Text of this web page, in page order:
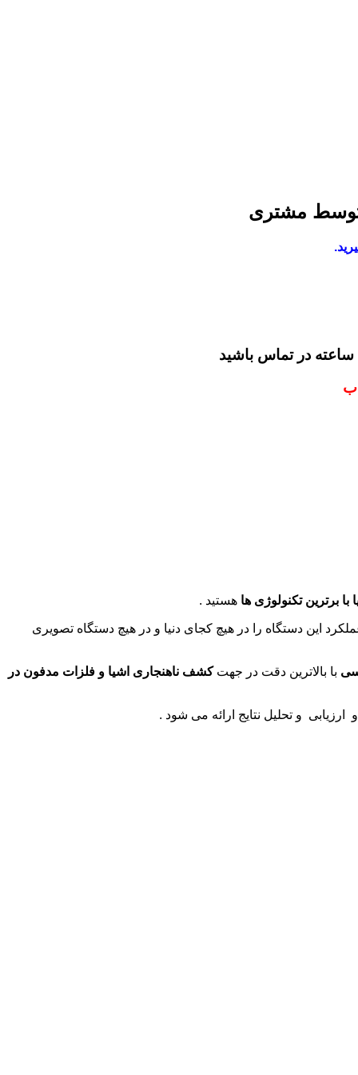
توسط مشتری
برترین تکنولوژی ها هستید .
این دستگاه را در هیچ کجای دنیا و در هیچ دستگاه تصویری
با بالاترین دقت در جهتکشف ناهنجاری اشیا و فلزات مدفون در
و تحلیل نتایج ارائه می شود .